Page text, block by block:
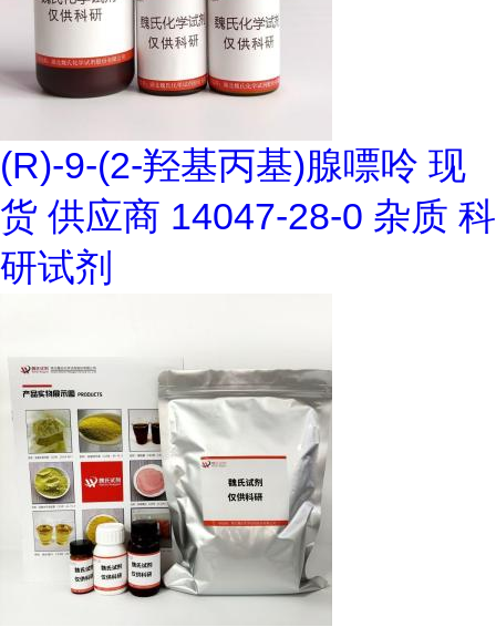
(R)-9-(2-羟基丙基)腺嘌呤 现
货 供应商 14047-28-0 杂质 科
研试剂